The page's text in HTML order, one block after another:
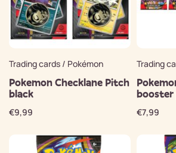
Trading cards / Pokémon
Pokemon Checklane Pitch
black
€9,99
Trading
booster
€7,99